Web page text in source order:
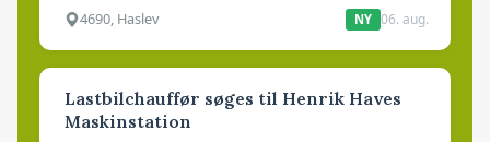
4690, Haslev NY 06. aug.
Lastbilchauffør søges til Henrik Haves
Maskinstation